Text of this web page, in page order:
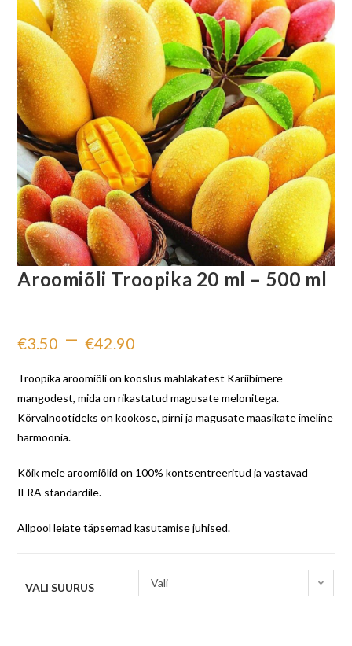
Aroomiõli Troopika 20 ml – 500 ml
€3.50 – €42.90
Troopika aroomiõli on kooslus mahlakatest Kariibimere
mangodest, mida on rikastatud magusate melonitega.
Kõrvalnootideks on kookose, pirni ja magusate maasikate imeline
harmoonia.
Kõik meie aroomiõlid on 100% kontsentreeritud ja vastavad
IFRA standardile.
Allpool leiate täpsemad kasutamise juhised.
VALI SUURUS Vali